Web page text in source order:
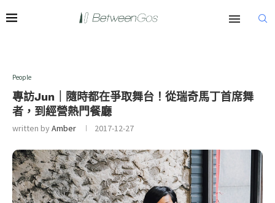
People
專訪Jun｜隨時都在爭取舞台！從瑞奇馬丁首席舞
者，到經營熱門餐廳
written byAmber 2017-12-27